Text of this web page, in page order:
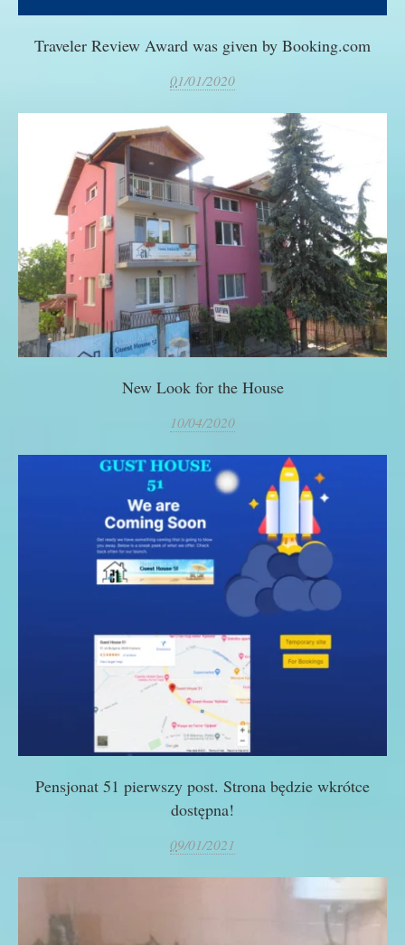
Traveler Review Award was given by Booking.com
01/01/2020
New Look for the House
10/04/2020
Pensjonat 51 pierwszy post. Strona będzie wkrótce
dostępna!
09/01/2021